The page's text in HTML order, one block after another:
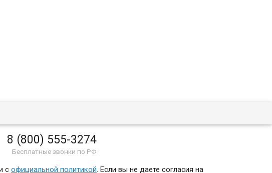
8 (800) 555-3274
Бесплатные звонки по РФ
с официальной политикой. Если вы не даете согласия на